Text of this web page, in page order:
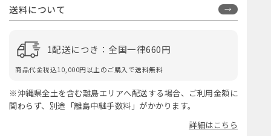
送料について
1配送につき：全国一律660円
商品代金税込10,000円以上のご購入で送料無料
※沖縄県全土を含む離島エリアへ配送する場合、ご利用金額に
関わらず、別途「離島中継手数料」がかかります。
詳細はこちら